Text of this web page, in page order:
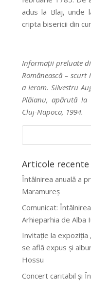
adus la Blaj, unde
cripta bisericii din
Informaţii preluate
Românească – scurt
a Ierom. Silvestru
Plăianu, apărută la
Cluj-Napoca, 1994.
Articole recente
Întâlnirea anuală a
Maramureș
Comunicat:
Arhieparhia de Alba
Invitație la expoziția
se află expus și
Hossu
Concert caritabil și